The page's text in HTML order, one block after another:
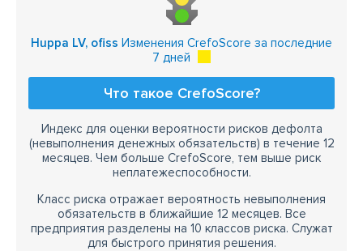
Huppa LV, ofiss Изменения CrefoScore за последние
7 дней
Что такое CrefoScore?
Индекс для оценки вероятности рисков дефолта
(невыполнения денежных обязательств) в течение 12
месяцев. Чем больше CrefoScore, тем выше риск
неплатежеспособности.
Класс риска отражает вероятность невыполнения
обязательств в ближайшие 12 месяцев. Все
предприятия разделены на 10 классов риска. Служат
для быстрого принятия решения.